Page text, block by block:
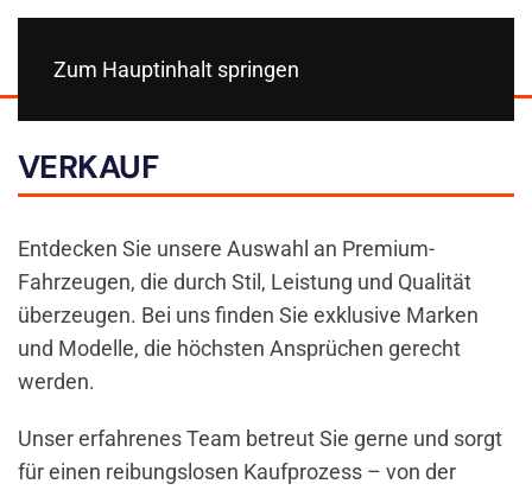
Zum Hauptinhalt springen
VERKAUF
Entdecken Sie unsere Auswahl an Premium-
Fahrzeugen, die durch Stil, Leistung und Qualität
überzeugen. Bei uns finden Sie exklusive Marken
und Modelle, die höchsten Ansprüchen gerecht
werden.
Unser erfahrenes Team betreut Sie gerne und sorgt
für einen reibungslosen Kaufprozess – von der